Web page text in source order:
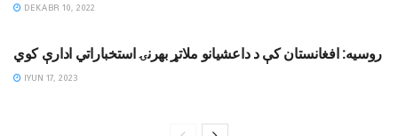
DEKABR 10, 2022
روسیه: افغانستان کې د داعشیانو ملاتړ بهرنۍ استخباراتي ادارې کوي
IYUN 17, 2023